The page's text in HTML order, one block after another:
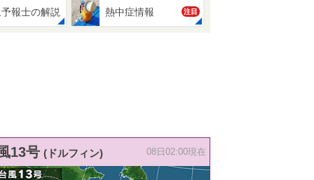
報士の解説 熱中症情報 注目
13号 (ドルフィン) 08日02:00現在